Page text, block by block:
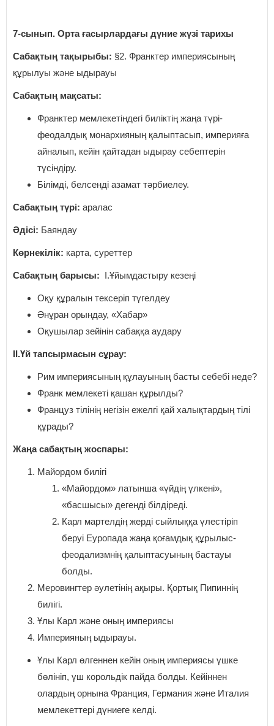
7-сынып. Орта ғасырлардағы дүние жүзі тарихы
Сабақтың тақырыбы: §2. Франктер империясының
құрылуы және ыдырауы
Сабақтың мақсаты:
Франктер мемлекетіндегі биліктің жаңа түрі-
феодалдық монархияның қалыптасып, империяға
айналып, кейін қайтадан ыдырау себептерін
түсіндіру.
Білімді, белсенді азамат тәрбиелеу.
Сабақтың түрі: аралас
Әдісі: Баяндау
Көрнекілік: карта, суреттер
Сабақтың барысы: І.Ұйымдастыру кезеңі
Оқу құралын тексеріп түгелдеу
Әнұран орындау, «Хабар»
Оқушылар зейінін сабаққа аудару
ІІ.Үй тапсырмасын сұрау:
Рим империясының құлауының басты себебі неде?
Франк мемлекеті қашан құрылды?
Француз тілінің негізін ежелгі қай халықтардың тілі
құрады?
Жаңа сабақтың жоспары:
Майордом билігі
«Майордом» латынша «үйдің үлкені»,
«басшысы» дегенді білдіреді.
Карл мартелдің жерді сыйлыққа үлестіріп
беруі Еуропада жаңа қоғамдық құрылыс-
феодализмнің қалыптасуының бастауы
болды.
Меровингтер әулетінің ақыры. Қортық Пипиннің
билігі.
Ұлы Карл және оның империясы
Империяның ыдырауы.
Ұлы Карл өлгеннен кейін оның империясы үшке
бөлініп, үш корольдік пайда болды. Кейіннен
олардың орнына Франция, Германия және Италия
мемлекеттері дүниеге келді.